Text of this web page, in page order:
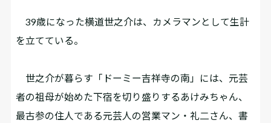
39歳になった横道世之介は、カメラマンとして生計
を立てている。
世之介が暮らす「ドーミー吉祥寺の南」には、元芸
者の祖母が始めた下宿を切り盛りするあけみちゃん、
最古参の住人である元芸人の営業マン・礼二さん、書